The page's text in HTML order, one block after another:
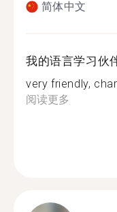
简体中文
我的语言学习伙
very friendly,
阅读更多